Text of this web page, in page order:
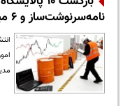
نامه‌سرنوشت‌ساز و ۶ میلیارد بشکه نفتِ بدون‌حساب